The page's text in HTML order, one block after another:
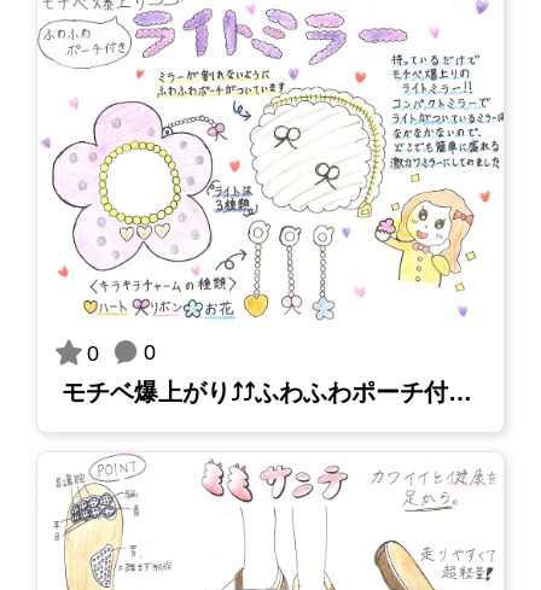
0 0
モチベ爆上がり⤴⤴ふわふわポーチ付きライトミラー_太田麻裕